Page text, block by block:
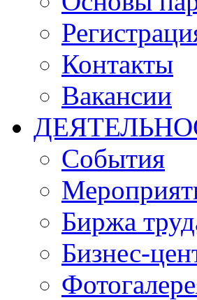
Контакты
Вакансии
События
Биржа
Бизнес-